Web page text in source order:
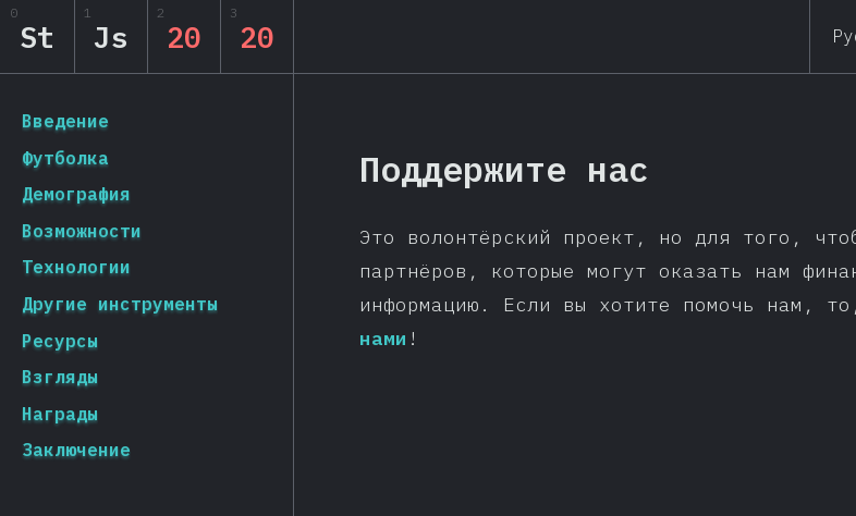
State of JS 2020
0
St
1
Js
2
20
3
20
[ru-RU] general.back_to_intro
Введение
Футболка
Демография
Возможности
Технологии
Другие инструменты
Ресурсы
Взгляды
Награды
Заключение
Поддержите нас
Это волонтёрский проект, но для того,
партнёров, которые могут оказать нам
информацию. Если вы хотите помочь нам,
нами !